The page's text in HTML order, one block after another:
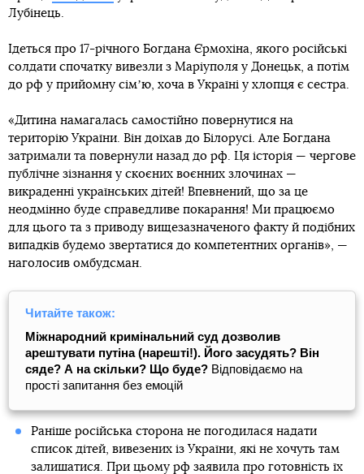
Лубінець.
Ідеться про 17-річного Богдана Єрмохіна, якого російські
солдати спочатку вивезли з Маріуполя у Донецьк, а потім
до рф у прийомну сімʼю, хоча в Україні у хлопця є сестра.
«Дитина намагалась самостійно повернутися на
територію України. Він доїхав до Білорусі. Але Богдана
затримали та повернули назад до рф. Ця історія — чергове
публічне зізнання у скоєних воєнних злочинах —
викраденні українських дітей! Впевнений, що за це
неодмінно буде справедливе покарання! Ми працюємо
для цього та з приводу вищезазначеного факту й подібних
випадків будемо звертатися до компетентних органів», —
наголосив омбудсман.
Читайте також:
Міжнародний кримінальний суд дозволив
арештувати путіна (нарешті!). Його засудять? Він
сяде? А на скільки? Що буде? Відповідаємо на
прості запитання без емоцій
Раніше російська сторона не погодилася надати
список дітей, вивезених із України, які не хочуть там
залишатися. При цьому рф заявила про готовність їх